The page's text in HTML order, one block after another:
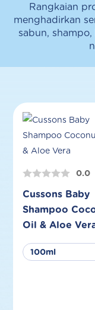
Rangkaian
menghadirkan
sabun,
0.0
Cussons Baby
Shampoo
Oil & Aloe